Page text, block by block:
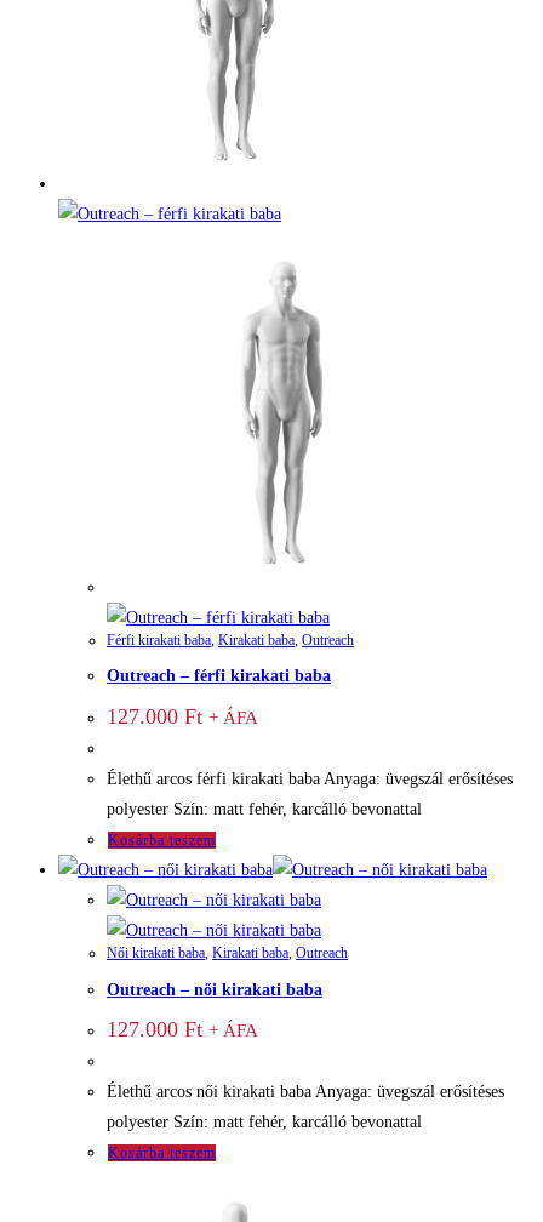
Férfi kirakati baba Kirakati baba Outreach
Outreach – férfi kirakati baba
127.000 Ft + ÁFA
Élethű arcos férfi kirakati baba Anyaga: üvegszál erősítéses
polyester Szín: matt fehér, karcálló bevonattal
Kosárba teszem
Női kirakati baba, Kirakati baba, Outreach
Outreach – női kirakati baba
127.000 Ft + ÁFA
Élethű arcos női kirakati baba Anyaga: üvegszál erősítéses
polyester Szín: matt fehér, karcálló bevonattal
Kosárba teszem